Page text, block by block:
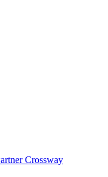
Crossway